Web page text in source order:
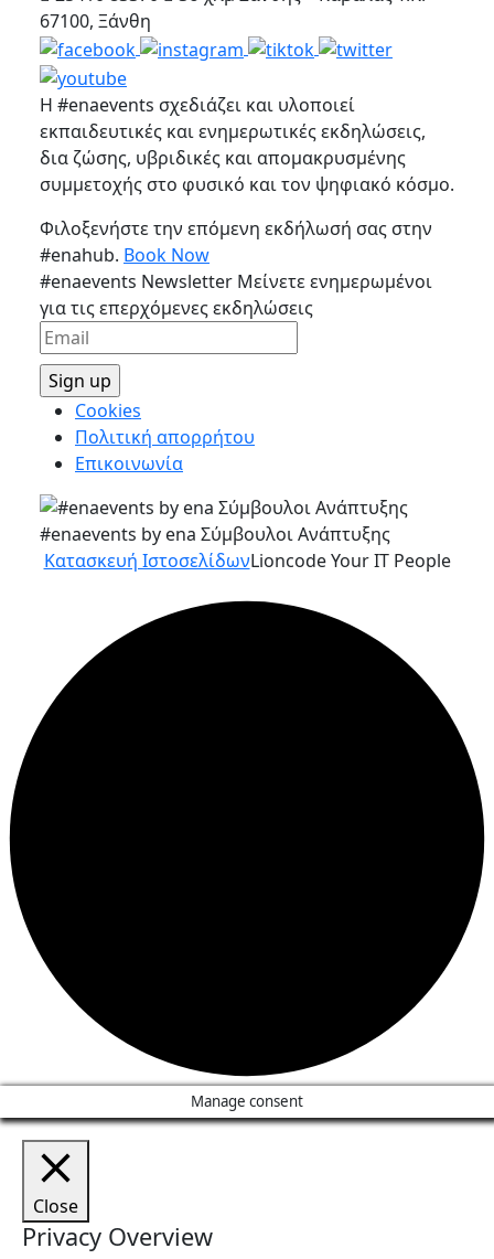
67100, Ξάνθη
Η #enaevents σχεδιάζει και υλοποιεί
εκπαιδευτικές και ενημερωτικές εκδηλώσεις,
δια ζώσης, υβριδικές και απομακρυσμένης
συμμετοχής στο φυσικό και τον ψηφιακό κόσμο.
Φιλοξενήστε την επόμενη εκδήλωσή σας στην
#enahub. Book Now
#enaevents Newsletter Μείνετε ενημερωμένοι
για τις επερχόμενες εκδηλώσεις
Cookies
Πολιτική απορρήτου
Επικοινωνία
#enaevents by ena Σύμβουλοι Ανάπτυξης
Κατασκευή ΙστοσελίδωνLioncode Your IT People
Manage consent
Close
Privacy Overview